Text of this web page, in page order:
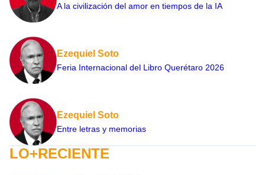
A la civilización del amor en tiempos de la IA
Ezequiel Soto
Feria Internacional del Libro Querétaro 2026
Ezequiel Soto
Entre letras y memorias
LO+RECIENTE